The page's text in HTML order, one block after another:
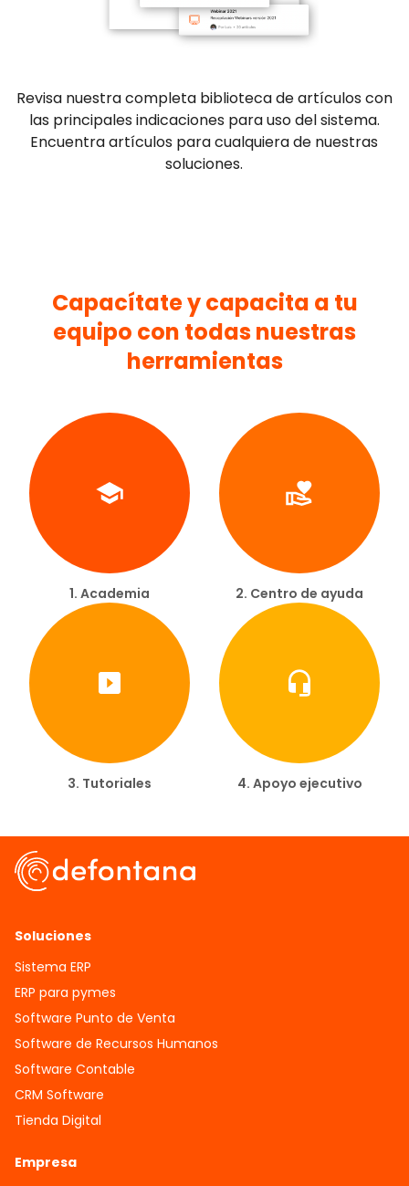
Revisa nuestra completa biblioteca de artículos con
las principales indicaciones para uso del sistema.
Encuentra artículos para cualquiera de nuestras
soluciones.
Capacítate y capacita a tu
equipo con todas nuestras
herramientas
1. Academia 2. Centro de ayuda
3. Tutoriales 4. Apoyo ejecutivo
Soluciones
Sistema ERP
ERP para pymes
Software Punto de Venta
Software de Recursos Humanos
Software Contable
CRM Software
Tienda Digital
Empresa